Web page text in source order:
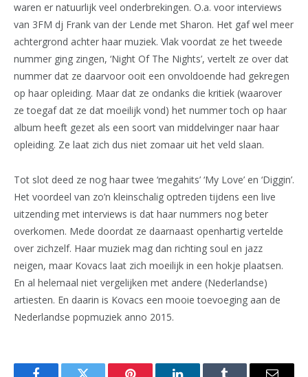
waren er natuurlijk veel onderbrekingen. O.a. voor interviews
van 3FM dj Frank van der Lende met Sharon. Het gaf wel meer
achtergrond achter haar muziek. Vlak voordat ze het tweede
nummer ging zingen, ‘Night Of The Nights’, vertelt ze over dat
nummer dat ze daarvoor ooit een onvoldoende had gekregen
op haar opleiding. Maar dat ze ondanks die kritiek (waarover
ze toegaf dat ze dat moeilijk vond) het nummer toch op haar
album heeft gezet als een soort van middelvinger naar haar
opleiding. Ze laat zich dus niet zomaar uit het veld slaan.
Tot slot deed ze nog haar twee ‘megahits’ ‘My Love’ en ‘Diggin’.
Het voordeel van zo’n kleinschalig optreden tijdens een live
uitzending met interviews is dat haar nummers nog beter
overkomen. Mede doordat ze daarnaast openhartig vertelde
over zichzelf. Haar muziek mag dan richting soul en jazz
neigen, maar Kovacs laat zich moeilijk in een hokje plaatsen.
En al helemaal niet vergelijken met andere (Nederlandse)
artiesten. En daarin is Kovacs een mooie toevoeging aan de
Nederlandse popmuziek anno 2015.